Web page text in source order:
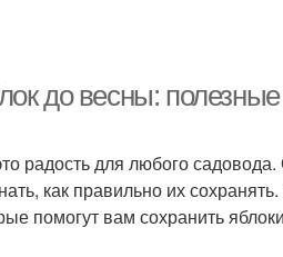
до весны:
радость для любого
как правильно их
помогут вам сохранить